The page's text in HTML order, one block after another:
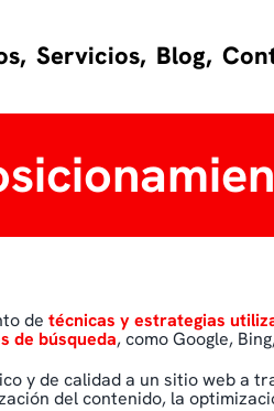
Servicios, Blog,
detécnicas y estrategias
de búsqueda, como Google,
y de calidad a un sitio web a
del contenido, la